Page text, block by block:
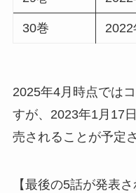
30巻 2022
2025年4月時点では
すが、2023年1月17
売されることが予定
【最後の5話が発表